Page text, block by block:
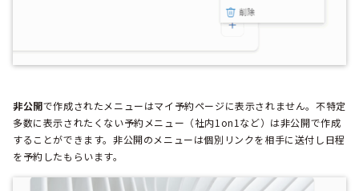
非公開で作成されたメニューはマイ予約ページに表示されません。不特定
多数に表示されたくない予約メニュー（社内1on1など）は非公開で作成
することができます。非公開のメニューは個別リンクを相手に送付し日程
を予約したもらいます。